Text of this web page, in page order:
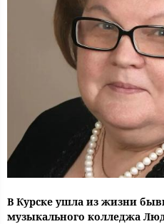
В Курске ушла из жизни
музыкального колледжа